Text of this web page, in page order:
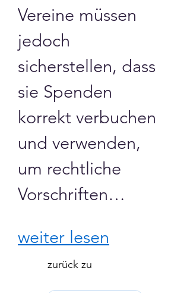
zurück zu
Vereine müssen
jedoch
sicherstellen, dass
sie Spenden
korrekt verbuchen
und verwenden,
um rechtliche
Vorschriften…
weiter lesen